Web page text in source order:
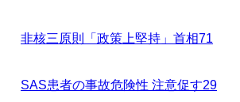
非核三原則「政策上堅持」首相71
SAS患者の事故危険性 注意促す29